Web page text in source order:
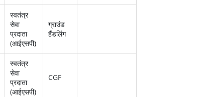
स्‍वतंत्र
सेवा
प्रदाता
(आईएसपी)
ग्राउंड
हैंडलिंग
स्‍वतंत्र
सेवा
प्रदाता
(आईएसपी)
CGF